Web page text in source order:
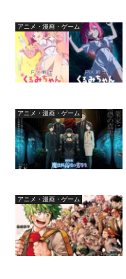
アニメ・漫画・ゲーム
アニメ・漫画・ゲーム
アニメ・漫画・ゲーム